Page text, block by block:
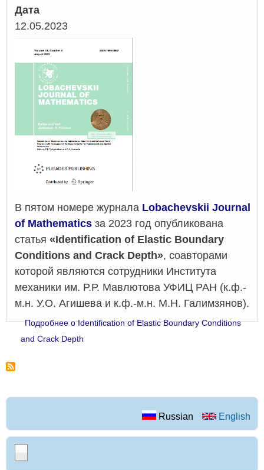
Дата
12.05.2023
В пятом номере журнала Lobachevskii Journal
of Mathematics за 2023 год опубликована
статья «Identification of Elastic Boundary
Conditions and Crack Depth», соавторами
которой являются сотрудники Института
механики им. Р.Р. Мавлютова УФИЦ РАН (к.ф.-
м.н. У.О. Агишева и к.ф.-м.н. М.Н. Галимзянов).
Подробнеео Identification of Elastic Boundary Conditions
and Crack Depth
Russian English